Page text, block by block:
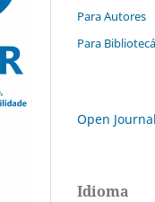
Para Autores
Para
Open
Idioma